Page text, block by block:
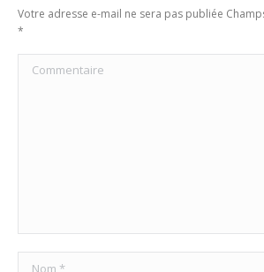
Votre adresse e-mail ne sera pas publiée
*
Commentaire
Nom *